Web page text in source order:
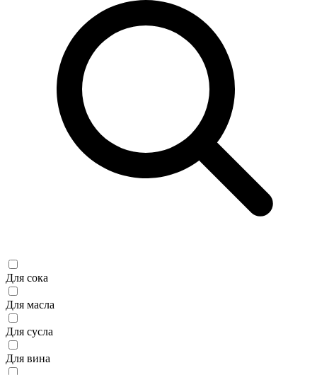
Для сока
Для масла
Для сусла
Для вина